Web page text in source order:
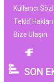
Kullanıcı
Teklif Hakları
Bize Ulaşın
SON